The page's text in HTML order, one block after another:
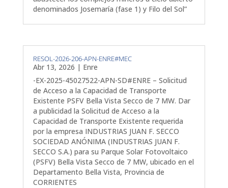
denominados Josemaría (fase 1) y Filo del Sol”
RESOL-2026-206-APN-ENRE#MEC
Abr 13, 2026 | Enre
-EX-2025-45027522-APN-SD#ENRE – Solicitud
de Acceso a la Capacidad de Transporte
Existente PSFV Bella Vista Secco de 7 MW. Dar
a publicidad la Solicitud de Acceso a la
Capacidad de Transporte Existente requerida
por la empresa INDUSTRIAS JUAN F. SECCO
SOCIEDAD ANÓNIMA (INDUSTRIAS JUAN F.
SECCO S.A.) para su Parque Solar Fotovoltaico
(PSFV) Bella Vista Secco de 7 MW, ubicado en el
Departamento Bella Vista, Provincia de
CORRIENTES